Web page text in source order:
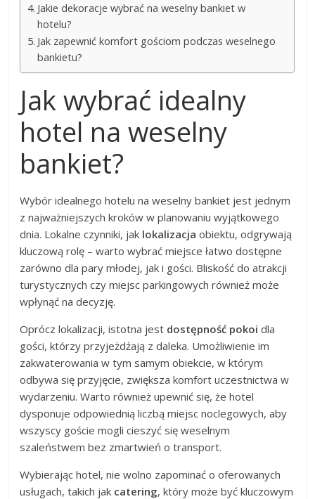
Jakie dekoracje wybrać na weselny bankiet w
hotelu?
Jak zapewnić komfort gościom podczas weselnego
bankietu?
Jak wybrać idealny
hotel na weselny
bankiet?
Wybór idealnego hotelu na weselny bankiet jest jednym
z najważniejszych kroków w planowaniu wyjątkowego
dnia. Lokalne czynniki, jak lokalizacja obiektu, odgrywają
kluczową rolę – warto wybrać miejsce łatwo dostępne
zarówno dla pary młodej, jak i gości. Bliskość do atrakcji
turystycznych czy miejsc parkingowych również może
wpłynąć na decyzję.
Oprócz lokalizacji, istotna jest dostępność pokoi dla
gości, którzy przyjeżdżają z daleka. Umożliwienie im
zakwaterowania w tym samym obiekcie, w którym
odbywa się przyjęcie, zwiększa komfort uczestnictwa w
wydarzeniu. Warto również upewnić się, że hotel
dysponuje odpowiednią liczbą miejsc noclegowych, aby
wszyscy goście mogli cieszyć się weselnym
szaleństwem bez zmartwień o transport.
Wybierając hotel, nie wolno zapominać o oferowanych
usługach, takich jak catering, który może być kluczowym